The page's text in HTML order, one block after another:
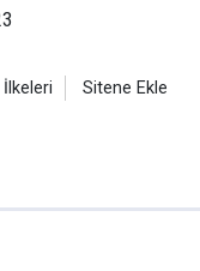
Sitene Ekle